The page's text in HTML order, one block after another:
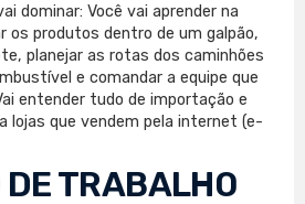
dominar: Você vai aprender na
os produtos dentro de um galpão,
planejar as rotas dos caminhões
e comandar a equipe que
entender tudo de importação e
lojas que vendem pela internet (e-
DE TRABALHO